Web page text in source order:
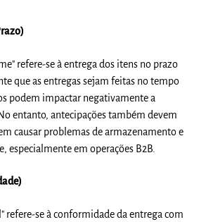
refere-se à entrega dos itens no prazo
que as entregas sejam feitas no tempo
podem impactar negativamente a
entanto, antecipações também devem
causar problemas de armazenamento e
especialmente em operações B2B.
refere-se à conformidade da entrega com